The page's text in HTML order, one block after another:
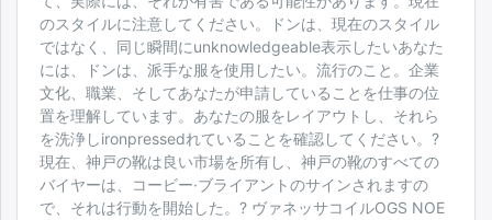
のスタイルに注意してください。ドンは、現在のスタイル
ではなく、同じ瞬間にunknowledgeable表示したいあなた
には、ドンは、派手な服を使用したい。流行のこと。企業
文化、職業、そしてあなたが申請していることを仕事の位
置を理解しています。あなたの服をレイアウトし、それら
を洗浄しironpressedれていることを確認してください。?
現在、神戸の靴は良い市場を所有し、神戸の靴のすべての
バイヤーは、コービー·ブライアントのサインされますの
で、それは行動を開始した。? ヴァネッサコイルOGS NOE